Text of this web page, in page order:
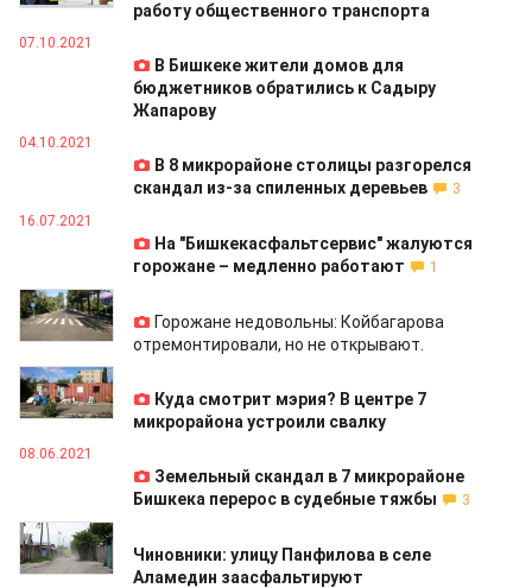
работу общественного транспорта
07.10.2021
В Бишкеке жители домов для
бюджетников обратились к Садыру
Жапарову
04.10.2021
В 8 микрорайоне столицы разгорелся
скандал из-за спиленных деревьев
3
16.07.2021
На "Бишкекасфальтсервис" жалуются
горожане – медленно работают
1
13.07.2021
Горожане недовольны: Койбагарова
отремонтировали, но не открывают.
22.06.2021
Куда смотрит мэрия? В центре 7
микрорайона устроили свалку
08.06.2021
Земельный скандал в 7 микрорайоне
Бишкека перерос в судебные тяжбы
3
18.05.2021
Чиновники: улицу Панфилова в селе
Аламедин заасфальтируют